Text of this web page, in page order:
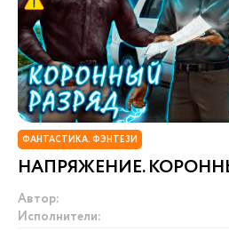
ФАНТАСТИКА. ФЭНТЕЗИ
НАПРЯЖЕНИЕ.
Автор:
Исполнители: